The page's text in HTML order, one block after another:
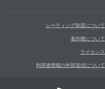
レーティング制度について
著作権について
ライセンス
利用者情報の外部送信について